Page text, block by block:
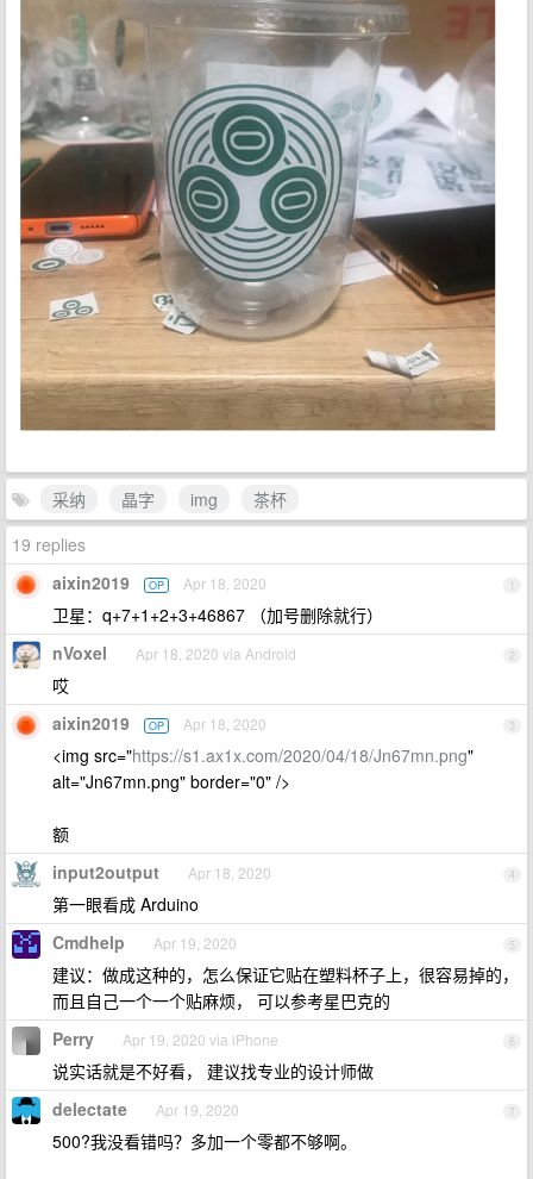
采纳 晶字 img
茶杯
19 replies
1
aixin2019 OP Apr 18, 2020
卫星：q+7+1+2+3+46867 （加号删除就行）
2
nVoxel Apr 18, 2020 via Android
哎
3
aixin2019 OP Apr 18, 2020
<img src="https://s1.ax1x.com/2020/04/18/Jn67mn.png"
alt="Jn67mn.png" border="0" />
额
4
input2output Apr 18, 2020
第一眼看成 Arduino
5
Cmdhelp Apr 19, 2020
建议：做成这种的，怎么保证它贴在塑料杯子上，很容易掉的，
而且自己一个一个贴麻烦， 可以参考星巴克的
6
Perry Apr 19, 2020 via iPhone
说实话就是不好看， 建议找专业的设计师做
7
delectate Apr 19, 2020
500?我没看错吗？多加一个零都不够啊。